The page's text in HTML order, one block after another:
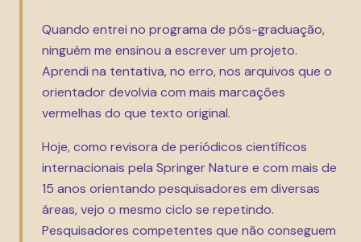
Quando entrei no programa de pós-graduação,
ninguém me ensinou a escrever um projeto.
Aprendi na tentativa, no erro, nos arquivos que o
orientador devolvia com mais marcações
vermelhas do que texto original.
Hoje, como revisora de periódicos científicos
internacionais pela Springer Nature e com mais de
15 anos orientando pesquisadores em diversas
áreas, vejo o mesmo ciclo se repetindo.
Pesquisadores competentes que não conseguem